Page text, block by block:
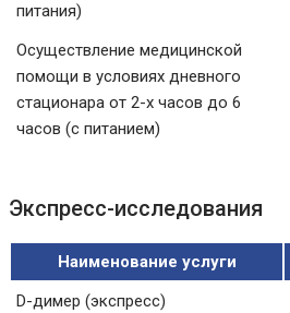
питания)
Осуществление медицинской
помощи в условиях дневного
стационара от 2-х часов до 6
часов (с питанием)
Экспресс-исследования
Наименование услуги
D-димер (экспресс)